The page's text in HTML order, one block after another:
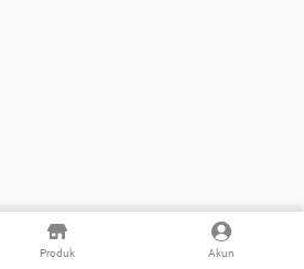
Produk Akun